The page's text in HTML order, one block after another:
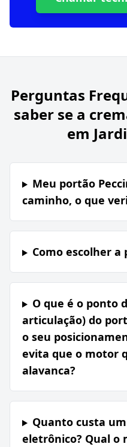
Perguntas
saber se a
em
Meu portão
caminho, o que
Como escolher
O que é o ponto
articulação) do
o seu
evita que o motor
alavanca?
Quanto custa
eletrônico? Qual o